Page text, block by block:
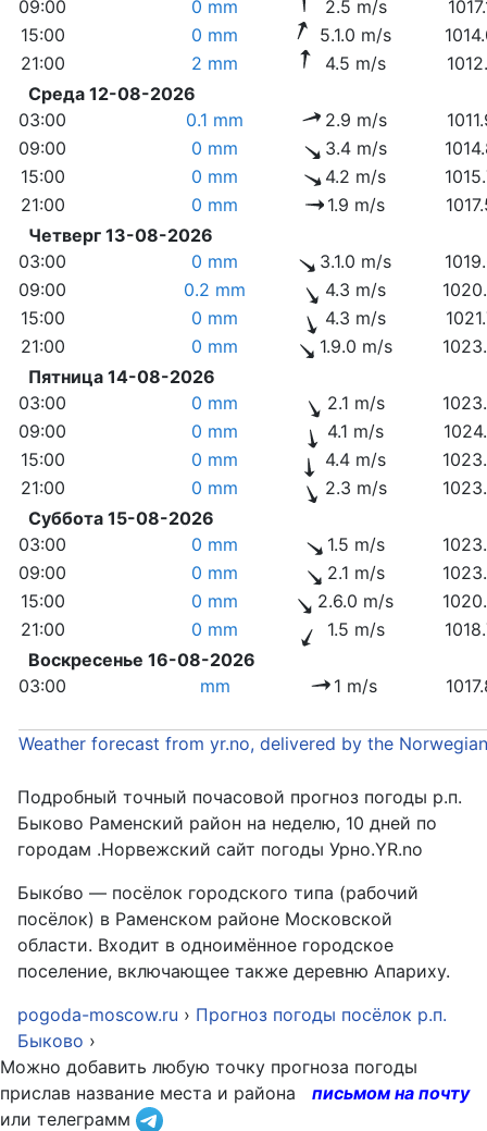
09:00 0 mm 2.5 m/s
15:00
0 mm 5.1.0 m/s
21:00
2 mm 4.5 m/s
Среда 12-08-2026
03:00
0.1 mm 2.9 m/s
09:00
0 mm 3.4 m/s
15:00
0 mm 4.2 m/s
21:00
0 mm 1.9 m/s
Четверг 13-08-2026
03:00
0 mm 3.1.0 m/s
09:00
0.2 mm 4.3 m/s
15:00
0 mm 4.3 m/s
21:00
0 mm 1.9.0 m/s
Пятница 14-08-2026
03:00
0 mm 2.1 m/s
09:00
0 mm 4.1 m/s
15:00
0 mm 4.4 m/s
21:00
0 mm 2.3 m/s
Суббота 15-08-2026
03:00
0 mm 1.5 m/s
09:00
0 mm 2.1 m/s
15:00
0 mm 2.6.0 m/s
21:00
0 mm 1.5 m/s
Воскресенье 16-08-2026
03:00
mm 1 m/s
Weather forecast from yr.no, delivered by the
Подробный точный почасовой прогноз погоды р.п.
Быково Раменский район на неделю, 10 дней по
городам .Норвежский сайт погоды Урно.YR.no
Быко́во — посёлок городского типа (рабочий
посёлок) в Раменском районе Московской
области. Входит в одноимённое городское
поселение, включающее также деревню Апариху.
pogoda-moscow.ru › Прогноз погоды посёлок р.п.
Быково ›
Можно добавить любую точку прогноза погоды
прислав название места и района
письмом на почту
или телеграмм